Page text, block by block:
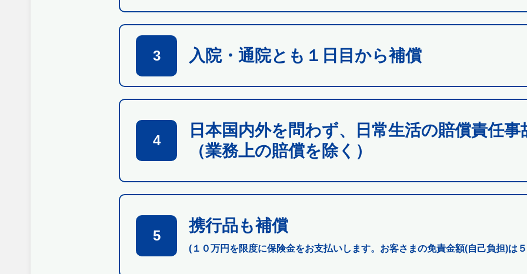
3 入院・通院とも１日目から補償
4
日本国内外を問わず、日常生活の賠償責任事
（業務上の賠償を除く）
5
携行品も補償
(１０万円を限度に保険金をお支払いします。お客さまの免責金額(自己負担)は